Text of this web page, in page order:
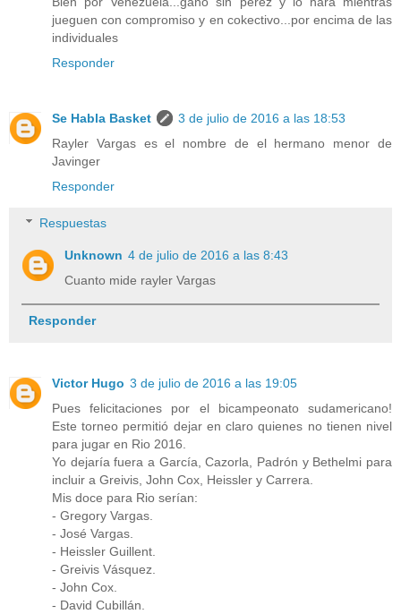
jueguen con compromiso y en cokectivo...por encima de las
individuales
Responder
Se Habla Basket
3 de julio de 2016 a las 18:53
Rayler Vargas es el nombre de el hermano menor de
Javinger
Responder
Respuestas
Unknown 4 de julio de 2016 a las 8:43
Cuanto mide rayler Vargas
Responder
Victor Hugo 3 de julio de 2016 a las 19:05
Pues felicitaciones por el bicampeonato sudamericano!
Este torneo permitió dejar en claro quienes no tienen nivel
para jugar en Rio 2016.
Yo dejaría fuera a García, Cazorla, Padrón y Bethelmi para
incluir a Greivis, John Cox, Heissler y Carrera.
Mis doce para Rio serían:
- Gregory Vargas.
- José Vargas.
- Heissler Guillent.
- Greivis Vásquez.
- John Cox.
- David Cubillán.